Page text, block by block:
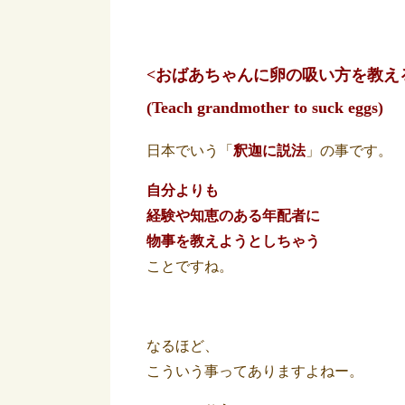
<おばあちゃんに卵の吸い方を教え
(Teach grandmother to suck eggs)
日本でいう「 釈迦に説法」の事です。
自分よりも
経験や知恵のある年配者に
物事を教えようとしちゃう
ことですね。
なるほど、
こういう事ってありますよねー。